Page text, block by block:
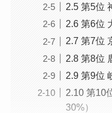
2.5 第5位
2.6 第6位
2.7 第7位
2.8 第8位
2.9 第9位
2.10 第10
30%）